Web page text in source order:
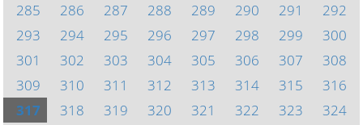
285
286 287 288 289 290 291
292
293
294 295 296 297 298 299
300
301
302 303 304 305 306 307
308
309
310 311 312 313 314 315
316
317
318 319 320 321 322 323
324